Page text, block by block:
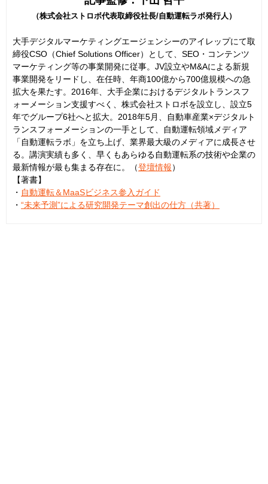
（株式会社ストロボ代表取締役社長/自動運転ラボ発行人）
大手デジタルマーケティングエージェンシーのアイレップにて取
締役CSO（Chief Solutions Officer）として、SEO・コンテンツ
マーケティング等の事業開発に従事。JV設立やM&Aによる新規
事業開発をリードし、在任時、年商100億から700億規模への急
拡大を果たす。2016年、大手企業におけるデジタルトランスフ
ォーメーション支援すべく、株式会社ストロボを設立し、設立5
年でグループ6社へと拡大。2018年5月、自動車産業×デジタルト
ランスフォーメーションの一手として、自動運転領域メディア
「自動運転ラボ」を立ち上げ、業界最大級のメディアに成長させ
る。講演実績も多く、早くもあらゆる自動運転系の技術や企業の
最新情報が最も集まる存在に。（登壇情報）
【著書】
・ 自動運転＆MaaSビジネス参入ガイド
・ “未来予測”による研究開発テーマ創出の仕方（共著）